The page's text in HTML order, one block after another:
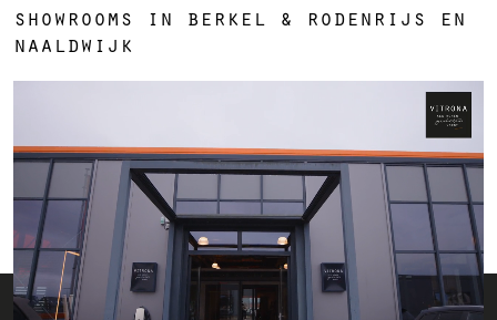
showrooms in berkel & rodenrijs en
naaldwijk